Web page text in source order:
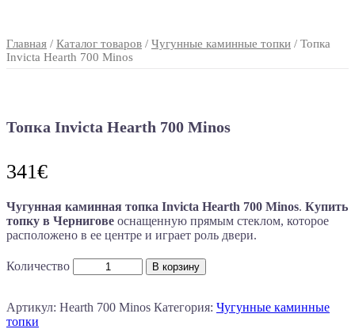
Главная / Каталог товаров / Чугунные каминные топки / Топка
Invicta Hearth 700 Minos
Топка Invicta Hearth 700 Minos
341€
Чугунная каминная топка Invicta Hearth 700 Minos. Купить
топку в Чернигове оснащенную прямым стеклом, которое
расположено в ее центре и играет роль двери.
Количество В корзину
Артикул: Hearth 700 Minos Категория: Чугунные каминные
топки